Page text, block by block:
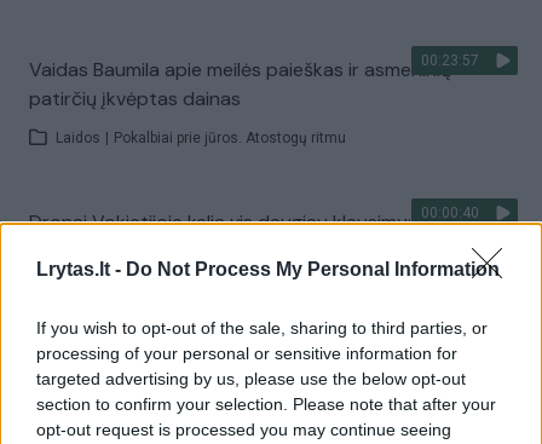
Lrytas.lt - Do Not Process My Personal Information
If you wish to opt-out of the sale, sharing to third parties, or
processing of your personal or sensitive information for
targeted advertising by us, please use the below opt-out
section to confirm your selection. Please note that after your
opt-out request is processed you may continue seeing
00:23:57
Vaidas Baumila apie meilės paieškas ir asmeninių
patirčių įkvėptas dainas
Laidos Pokalbiai prie jūros. Atostogų ritmu
00:00:40
Dronai Vokietijoje kelia vis daugiau klausimų: du
Visi įrašai